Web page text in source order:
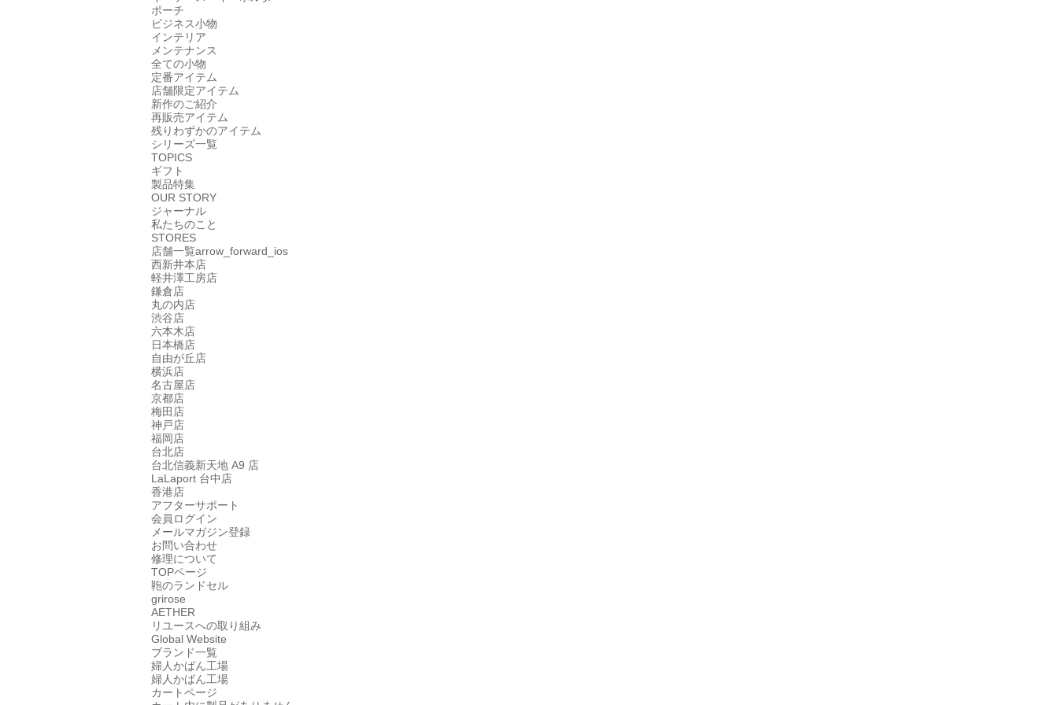
ポーチ
ビジネス小物
インテリア
メンテナンス
全ての小物
定番アイテム
店舗限定アイテム
新作のご紹介
再販売アイテム
残りわずかのアイテム
シリーズ一覧
TOPICS
ギフト
製品特集
OUR STORY
ジャーナル
私たちのこと
STORES
店舗一覧arrow_forward_ios
西新井本店
軽井澤工房店
鎌倉店
丸の内店
渋谷店
六本木店
日本橋店
自由が丘店
横浜店
名古屋店
京都店
梅田店
神戸店
福岡店
台北店
台北信義新天地 A9 店
LaLaport 台中店
香港店
アフターサポート
会員ログイン
メールマガジン登録
お問い合わせ
修理について
TOPページ
鞄のランドセル
grirose
AETHER
リユースへの取り組み
Global Website
ブランド一覧
婦人かばん工場
婦人かばん工場
カートページ